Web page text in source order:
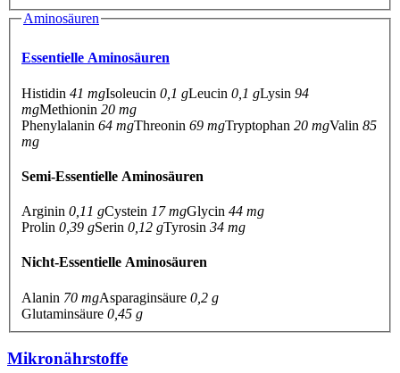
Aminosäuren
Essentielle Aminosäuren
Histidin 41 mgIsoleucin 0,1 gLeucin 0,1 gLysin 94
mgMethionin 20 mg
Phenylalanin 64 mgThreonin 69 mgTryptophan 20 mgValin 85
mg
Semi-Essentielle Aminosäuren
Arginin 0,11 gCystein 17 mgGlycin 44 mg
Prolin 0,39 gSerin 0,12 gTyrosin 34 mg
Nicht-Essentielle Aminosäuren
Alanin 70 mgAsparaginsäure 0,2 g
Glutaminsäure 0,45 g
Mikronährstoffe